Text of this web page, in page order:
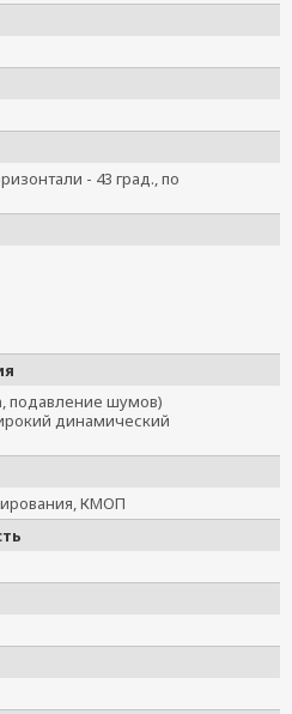
- 43 град., по
подавление шумов)
динамический
КМОП